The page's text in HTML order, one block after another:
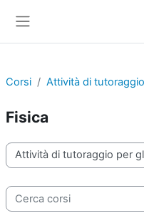
Corsi Attività di
Fisica
Categorie di corso
Cerca corsi